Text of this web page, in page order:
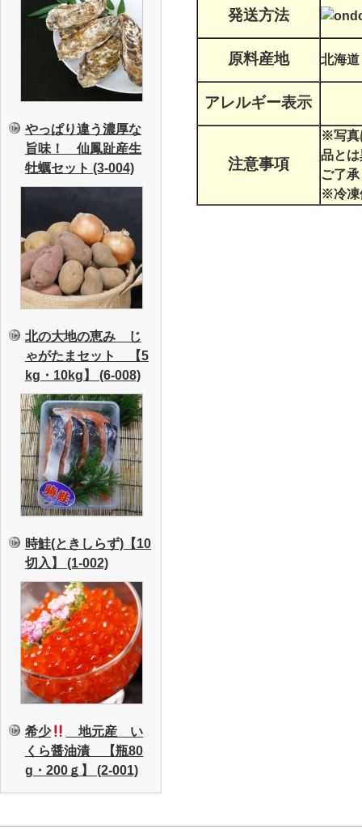
発送方法
原料産地 北海道
アレルギー表示
注意事項
※写真
品と
ご了
※冷凍
やっぱり違う濃厚な
旨味！ 仙鳳趾産生
牡蠣セット (3-004)
北の大地の恵み じ
ゃがたまセット 【5
kg・10kg】 (6-008)
時鮭(ときしらず)【10
切入】 (1-002)
希少
地元産 い
くら醤油漬 【瓶80
g・200ｇ】 (2-001)